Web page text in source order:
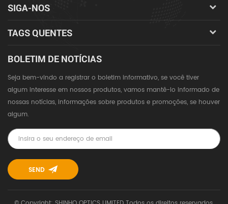
SIGA-NOS
TAGS QUENTES
BOLETIM DE NOTÍCIAS
Seja bem-vindo a registrar o boletim informativo, se você tiver
algum interesse em nossos produtos, vamos mantê-lo informado de
nossas notícias, informações sobre produtos e promoções, se houver
algum.